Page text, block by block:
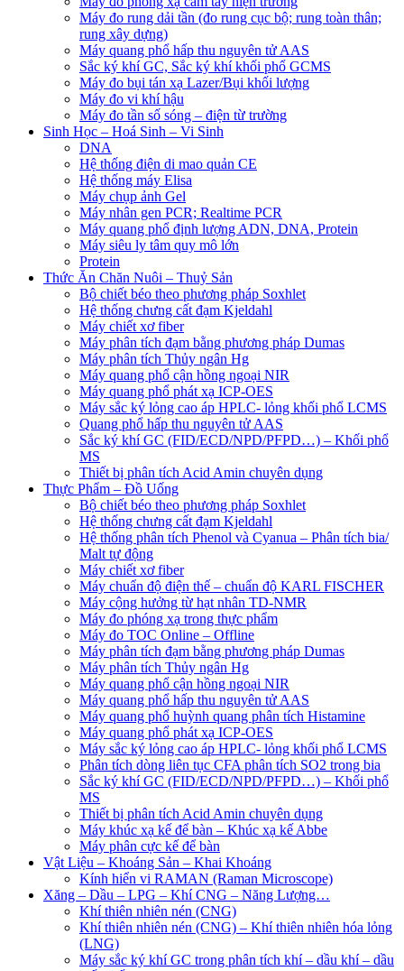
Máy đo rung dải tần (đo rung cục bộ; rung toàn thân;
rung xây dựng)
Máy quang phổ hấp thu nguyên tử AAS
Sắc ký khí GC, Sắc ký khí khối phổ GCMS
Máy đo bụi tán xạ Lazer/Bụi khối lượng
Máy đo vi khí hậu
Máy đo tần số sóng – điện từ trường
Sinh Học – Hoá Sinh – Vi Sinh
DNA
Hệ thống điện di mao quản CE
Hệ thống máy Elisa
Máy chụp ảnh Gel
Máy nhân gen PCR; Realtime PCR
Máy quang phổ định lượng ADN, DNA, Protein
Máy siêu ly tâm quy mô lớn
Protein
Thức Ăn Chăn Nuôi – Thuỷ Sản
Bộ chiết béo theo phương pháp Soxhlet
Hệ thống chưng cất đạm Kjeldahl
Máy chiết xơ fiber
Máy phân tích đạm bằng phương pháp Dumas
Máy phân tích Thủy ngân Hg
Máy quang phổ cận hồng ngoại NIR
Máy quang phổ phát xạ ICP-OES
Máy sắc ký lỏng cao áp HPLC- lỏng khối phổ LCMS
Quang phổ hấp thu nguyên tử AAS
Sắc ký khí GC (FID/ECD/NPD/PFPD…) – Khối phổ
MS
Thiết bị phân tích Acid Amin chuyên dụng
Thực Phẩm – Đồ Uống
Bộ chiết béo theo phương pháp Soxhlet
Hệ thống chưng cất đạm Kjeldahl
Hệ thống phân tích Phenol và Cyanua – Phân tích bia/
Malt tự động
Máy chiết xơ fiber
Máy chuẩn độ điện thế – chuẩn độ KARL FISCHER
Máy cộng hưởng từ hạt nhân TD-NMR
Máy đo phóng xạ trong thực phẩm
Máy đo TOC Online – Offline
Máy phân tích đạm bằng phương pháp Dumas
Máy phân tích Thủy ngân Hg
Máy quang phổ cận hồng ngoại NIR
Máy quang phổ hấp thu nguyên tử AAS
Máy quang phổ huỳnh quang phân tích Histamine
Máy quang phổ phát xạ ICP-OES
Máy sắc ký lỏng cao áp HPLC- lỏng khối phổ LCMS
Phân tích dòng liên tục CFA phân tích SO2 trong bia
Sắc ký khí GC (FID/ECD/NPD/PFPD…) – Khối phổ
MS
Thiết bị phân tích Acid Amin chuyên dụng
Máy khúc xạ kế để bàn – Khúc xạ kế Abbe
Máy phân cực kế để bàn
Vật Liệu – Khoáng Sản – Khai Khoáng
Kính hiển vi RAMAN (Raman Microscope)
Xăng – Dầu – LPG – Khí CNG – Năng Lượng…
Khí thiên nhiên nén (CNG)
Khí thiên nhiên nén (CNG) – Khí thiên nhiên hóa lỏng
(LNG)
Máy sắc ký khí GC trong phân tích khí – dầu khí – dầu